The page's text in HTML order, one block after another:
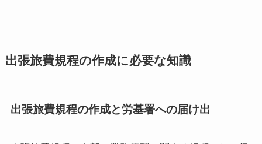
出張旅費規程の作成に必要な知識
出張旅費規程の作成と労基署への届け出